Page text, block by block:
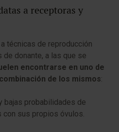
a receptoras y
técnicas de reproducción
donante, a las que se
encontrarse en uno de
de los mismos:
bajas probabilidades de
con sus propios óvulos.